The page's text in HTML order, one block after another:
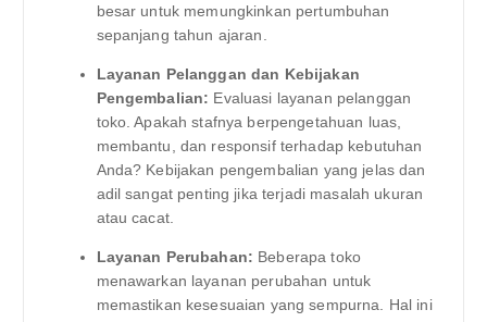
besar untuk memungkinkan pertumbuhan
sepanjang tahun ajaran.
Layanan Pelanggan dan Kebijakan
Pengembalian: Evaluasi layanan pelanggan
toko. Apakah stafnya berpengetahuan luas,
membantu, dan responsif terhadap kebutuhan
Anda? Kebijakan pengembalian yang jelas dan
adil sangat penting jika terjadi masalah ukuran
atau cacat.
Layanan Perubahan: Beberapa toko
menawarkan layanan perubahan untuk
memastikan kesesuaian yang sempurna. Hal ini